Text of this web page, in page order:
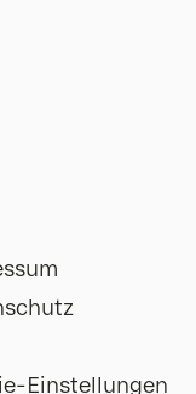
Einstellungen